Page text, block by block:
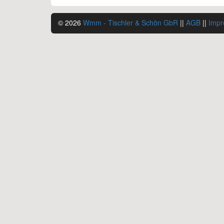
© 2026 Wmm - Tischler & Schön GbR || AGB ||